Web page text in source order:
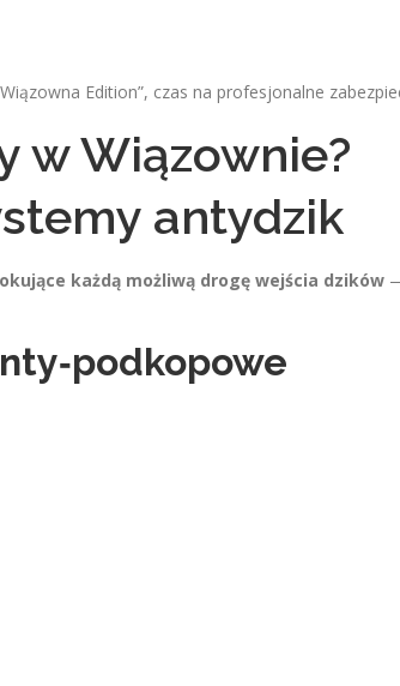
Edition”, czas na profesjonalne
w Wiązownie?
antydzik
każdą możliwą drogę wejścia dzików